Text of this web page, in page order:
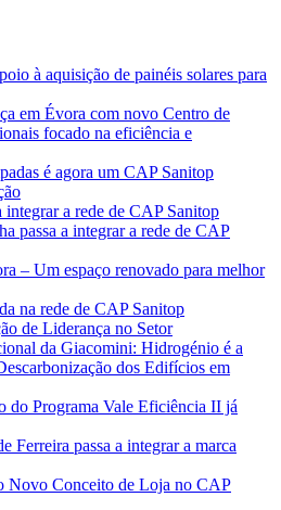
à aquisição de painéis solares para
em Évora com novo Centro de
focado na eficiência e
é agora um CAP Sanitop
integrar a rede de CAP Sanitop
passa a integrar a rede de CAP
– Um espaço renovado para melhor
na rede de CAP Sanitop
de Liderança no Setor
da Giacomini: Hidrogénio é a
dos Edifícios em
do Programa Vale Eficiência II já
Ferreira passa a integrar a marca
Novo Conceito de Loja no CAP